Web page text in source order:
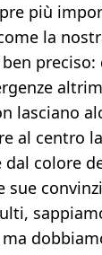
più
la
lasciano
al centro
colore
sue